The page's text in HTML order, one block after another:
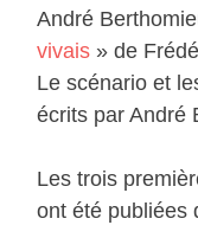
André
vivais » de
Le scénario et
écrits par André
Les trois
ont été publiées